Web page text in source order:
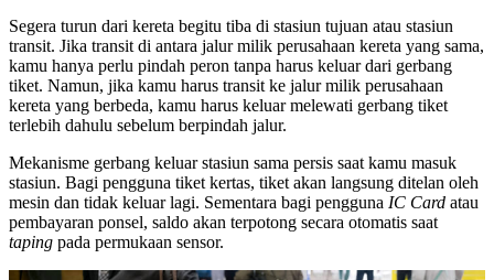
Segera turun dari kereta begitu tiba di stasiun tujuan atau stasiun
transit. Jika transit di antara jalur milik perusahaan kereta yang sama,
kamu hanya perlu pindah peron tanpa harus keluar dari gerbang
tiket. Namun, jika kamu harus transit ke jalur milik perusahaan
kereta yang berbeda, kamu harus keluar melewati gerbang tiket
terlebih dahulu sebelum berpindah jalur.
Mekanisme gerbang keluar stasiun sama persis saat kamu masuk
stasiun. Bagi pengguna tiket kertas, tiket akan langsung ditelan oleh
mesin dan tidak keluar lagi. Sementara bagi pengguna IC Card atau
pembayaran ponsel, saldo akan terpotong secara otomatis saat
taping pada permukaan sensor.